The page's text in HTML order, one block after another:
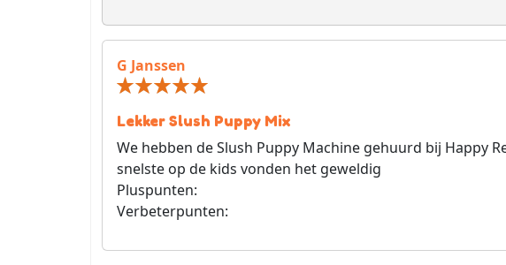
G Janssen
Lekker Slush Puppy Mix
We hebben de Slush Puppy Machine gehuurd bij Happy
snelste op de kids vonden het geweldig
Pluspunten:
Verbeterpunten: